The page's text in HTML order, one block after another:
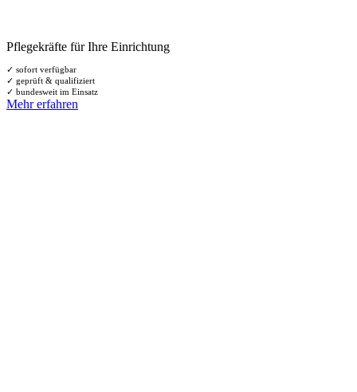
Pflegekräfte für Ihre Einrichtung
✓ sofort verfügbar
✓ geprüft & qualifiziert
✓ bundesweit im Einsatz
Mehr erfahren